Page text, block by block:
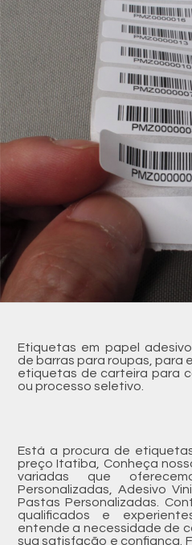
Etiquetas em papel
de barras para roupas, para
etiquetas de carteira para
ou processo seletivo.
Está a procura de
preço Itatiba, Conheça
variadas que
Personalizadas, Adesivo
Pastas Personalizadas.
qualificados e
entende a necessidade de
sua satisfação e confiança.